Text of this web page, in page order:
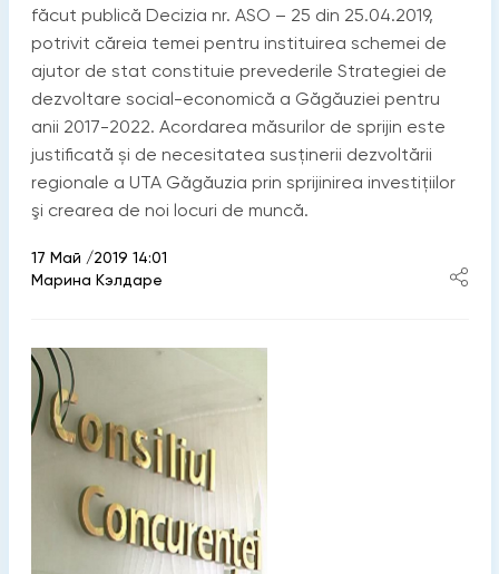
făcut publică Decizia nr. ASO – 25 din 25.04.2019,
potrivit căreia temei pentru instituirea schemei de
ajutor de stat constituie prevederile Strategiei de
dezvoltare social-economică a Găgăuziei pentru
anii 2017-2022. Acordarea măsurilor de sprijin este
justificată și de necesitatea susţinerii dezvoltării
regionale a UTA Găgăuzia prin sprijinirea investiţiilor
şi crearea de noi locuri de muncă.
17 Май /2019 14:01
Марина Кэлдаре